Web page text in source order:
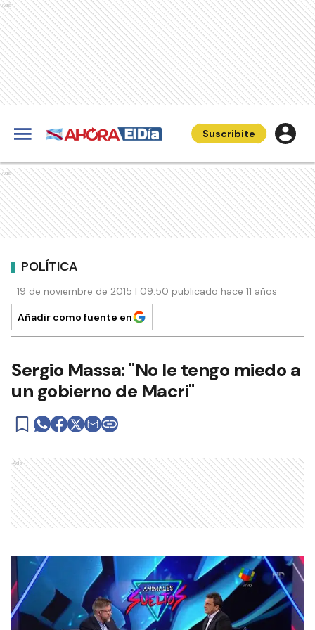
Ads
Suscribite
Ads
POLÍTICA
19 de noviembre de 2015 | 09:50 publicado hace 11 años
Añadir como fuente en
Sergio Massa: "No le tengo miedo a
un gobierno de Macri"
Ads